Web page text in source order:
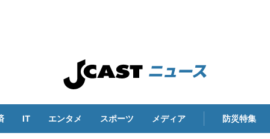
IT エンタメ スポーツ メディア 防災特集